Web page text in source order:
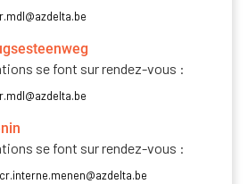
se font sur rendez-vous :
se font sur rendez-vous :